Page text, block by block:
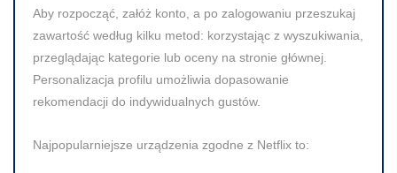
Aby rozpocząć, załóż konto, a po zalogowaniu przeszukaj
zawartość według kilku metod: korzystając z wyszukiwania,
przeglądając kategorie lub oceny na stronie głównej.
Personalizacja profilu umożliwia dopasowanie
rekomendacji do indywidualnych gustów.
Najpopularniejsze urządzenia zgodne z Netflix to: